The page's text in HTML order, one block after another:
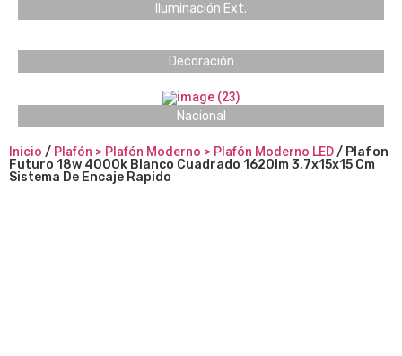
Iluminación Ext.
Decoración
Nacional
Inicio / Plafón > Plafón Moderno > Plafón Moderno LED/ Plafon
Futuro 18w 4000k Blanco Cuadrado 1620lm 3,7x15x15 Cm
Sistema De Encaje Rapido